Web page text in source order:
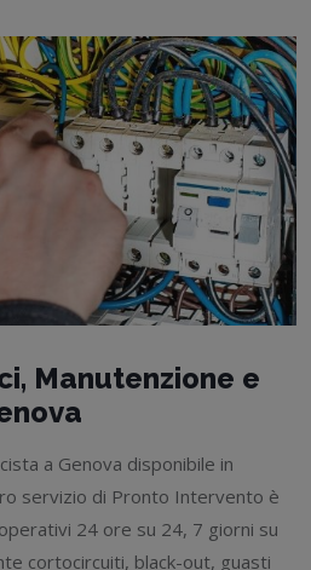
Manutenzione e
a Genova disponibile in
servizio di Pronto Intervento è
24 ore su 24, 7 giorni su
cortocircuiti, black-out, guasti